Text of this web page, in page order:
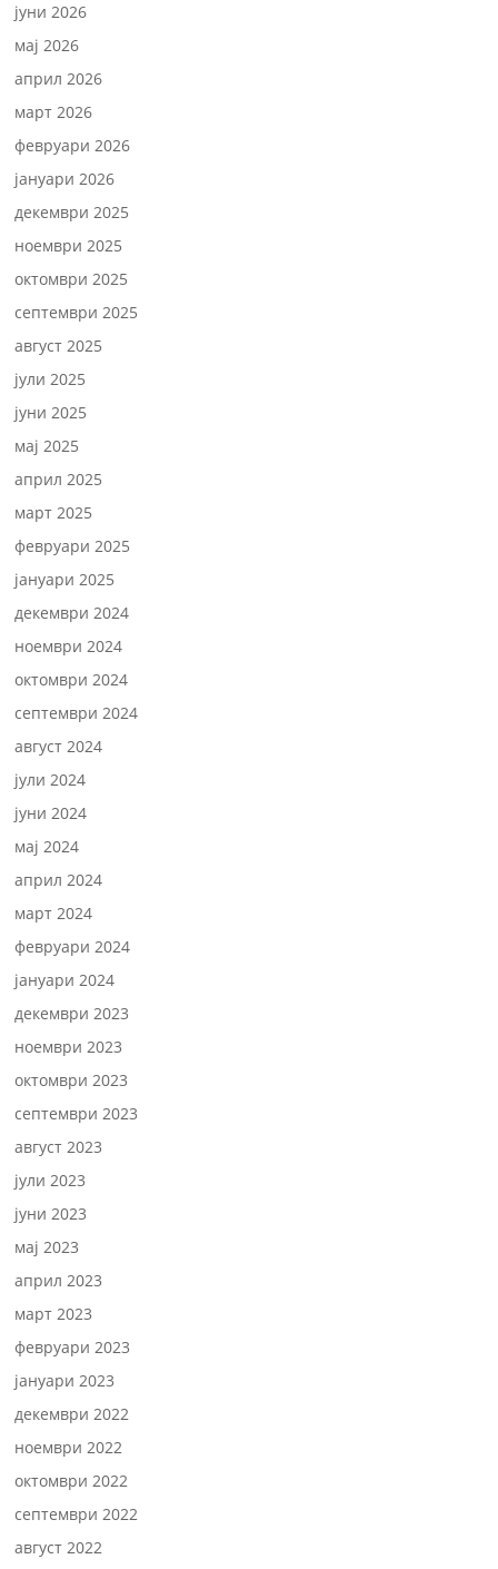
јуни 2026
мај 2026
април 2026
март 2026
февруари 2026
јануари 2026
декември 2025
ноември 2025
октомври 2025
септември 2025
август 2025
јули 2025
јуни 2025
мај 2025
април 2025
март 2025
февруари 2025
јануари 2025
декември 2024
ноември 2024
октомври 2024
септември 2024
август 2024
јули 2024
јуни 2024
мај 2024
април 2024
март 2024
февруари 2024
јануари 2024
декември 2023
ноември 2023
октомври 2023
септември 2023
август 2023
јули 2023
јуни 2023
мај 2023
април 2023
март 2023
февруари 2023
јануари 2023
декември 2022
ноември 2022
октомври 2022
септември 2022
август 2022